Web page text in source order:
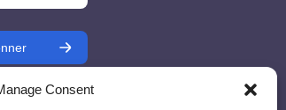
Consent